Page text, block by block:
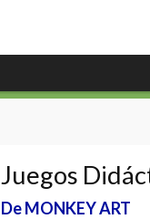
Juegos
De MONKEY ART